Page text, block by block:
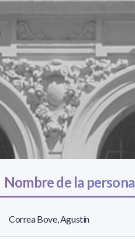
Nombre de la persona
Correa Bove, Agustín